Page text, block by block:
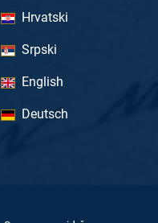
Hrvatski
Srpski
English
Deutsch